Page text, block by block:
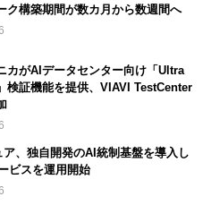
ク構築期間が数カ月から数週間へ
カがAIデータセンター向け「Ultra
検証機能を提供、VIAVI TestCenter
ア、独自開発のAI統制基盤を導入し
ビスを運用開始